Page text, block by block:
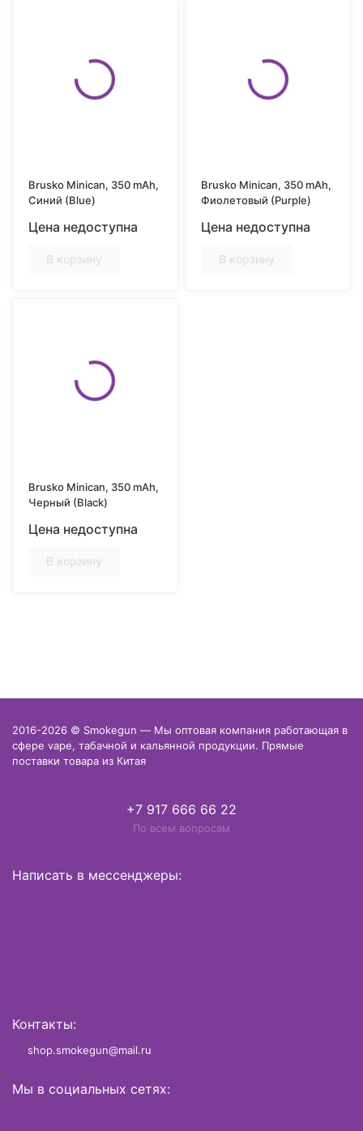
Brusko Minican, 350 mAh,
Синий (Blue)
Цена недоступна
В корзину
Brusko Minican, 350 mAh,
Фиолетовый (Purple)
Цена недоступна
В корзину
Brusko Minican, 350 mAh,
Черный (Black)
Цена недоступна
В корзину
2016-2026 © Smokegun — Мы оптовая компания работающая в
сфере vape, табачной и кальянной продукции. Прямые
поставки товара из Китая
+7 917 666 66 22
По всем вопросам
Написать в мессенджеры:
Контакты:
shop.smokegun@mail.ru
Мы в социальных сетях: